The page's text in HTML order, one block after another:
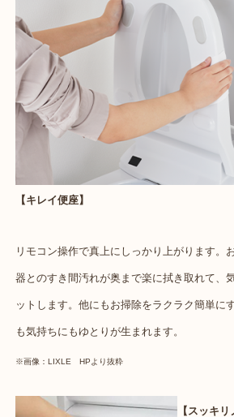
【キレイ便座】
リモコン操作で真上にしっかり上がります。
器とのすき間汚れが奥まで楽に拭き取れて、
ットします。他にもお掃除をラクラク簡単に
も気持ちにもゆとりが生まれます。
※画像：LIXLE HPより抜粋
【スッキ